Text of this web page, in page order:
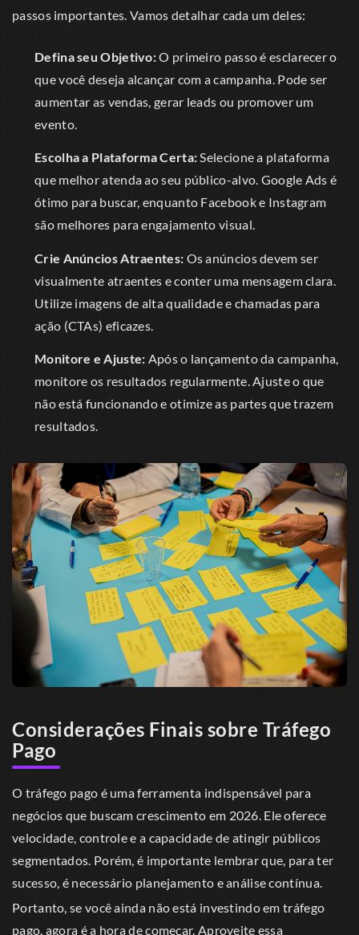
passos importantes. Vamos detalhar cada um deles:
Defina seu Objetivo:O primeiro passo é esclarecer o
que você deseja alcançar com a campanha. Pode ser
aumentar as vendas, gerar leads ou promover um
evento.
Escolha a Plataforma Certa:Selecione a plataforma
que melhor atenda ao seu público-alvo. Google Ads é
ótimo para buscar, enquanto Facebook e Instagram
são melhores para engajamento visual.
Crie Anúncios Atraentes: Os anúncios devem ser
visualmente atraentes e conter uma mensagem clara.
Utilize imagens de alta qualidade e chamadas para
ação (CTAs) eficazes.
Monitore e Ajuste: Após o lançamento da campanha,
monitore os resultados regularmente. Ajuste o que
não está funcionando e otimize as partes que trazem
resultados.
Considerações Finais sobre Tráfego
Pago
O tráfego pago é uma ferramenta indispensável para
negócios que buscam crescimento em 2026. Ele oferece
velocidade, controle e a capacidade de atingir públicos
segmentados. Porém, é importante lembrar que, para ter
sucesso, é necessário planejamento e análise contínua.
Portanto, se você ainda não está investindo em tráfego
pago, agora é a hora de começar. Aproveite essa